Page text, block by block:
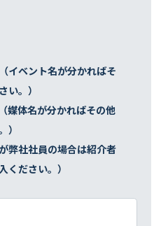
イベント名が分かればそ
い。）
媒体名が分かればその他
）
弊社社員の場合は紹介者
ください。）